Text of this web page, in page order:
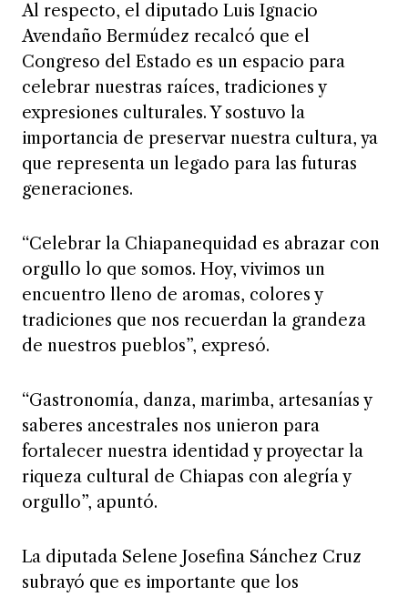
Al respecto, el diputado Luis Ignacio
Avendaño Bermúdez recalcó que el
Congreso del Estado es un espacio para
celebrar nuestras raíces, tradiciones y
expresiones culturales. Y sostuvo la
importancia de preservar nuestra cultura, ya
que representa un legado para las futuras
generaciones.
“Celebrar la Chiapanequidad es abrazar con
orgullo lo que somos. Hoy, vivimos un
encuentro lleno de aromas, colores y
tradiciones que nos recuerdan la grandeza
de nuestros pueblos”, expresó.
“Gastronomía, danza, marimba, artesanías y
saberes ancestrales nos unieron para
fortalecer nuestra identidad y proyectar la
riqueza cultural de Chiapas con alegría y
orgullo”, apuntó.
La diputada Selene Josefina Sánchez Cruz
subrayó que es importante que los